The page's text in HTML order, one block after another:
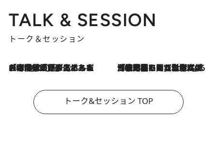
TALK & SESSION
トーク＆セッション
2026.8.3
「今後値上げがあるとすれば…」「リスクがあるのは今年の冬」エネルギー専門家が語る、ホルムズ海峡封鎖が家庭にもたらす“ある心配” 2026.8.3
「住宅建てられない…」「サーチャージ料の高値が続いている」ホルムズ海峡封鎖による影響はいつまで続く？《エネルギー専門家に聞く“どうなる日本の暮らし”》
トーク&セッション TOP